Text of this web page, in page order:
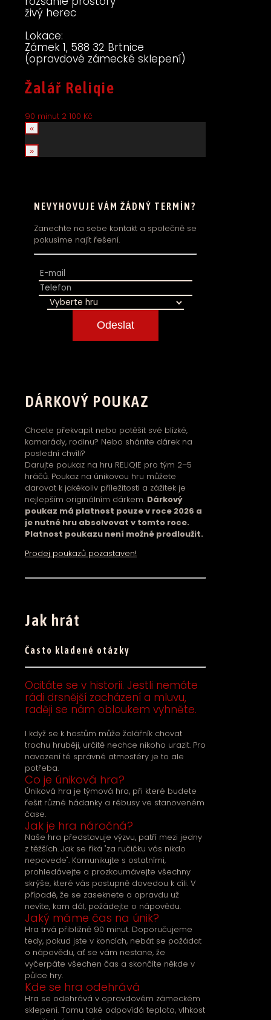
živý herec
Lokace:
Zámek 1, 588 32 Brtnice
(opravdové zámecké sklepení)
Žalář Reliqie
90 minut 2 100 Kč
«
»
NEVYHOVUJE VÁM ŽÁDNÝ TERMÍN?
Zanechte na sebe kontakt a společně se
pokusíme najít řešení.
Odeslat
DÁRKOVÝ POUKAZ
Chcete překvapit nebo potěšit své blízké,
kamarády, rodinu? Nebo sháníte dárek na
poslední chvíli?
Darujte poukaz na hru RELIQIE pro tým 2–5
hráčů. Poukaz na únikovou hru můžete
darovat k jakékoliv příležitosti a zážitek je
nejlepším originálním dárkem. Dárkový
poukaz má platnost pouze v roce 2026 a
je nutné hru absolvovat v tomto roce.
Platnost poukazu není možné prodloužit.
Prodej poukazů pozastaven!
Jak hrát
Často kladené otázky
Ocitáte se v historii. Jestli nemáte
rádi drsnější zacházení a mluvu,
raději se nám obloukem vyhněte.
I když se k hostům může žalářník chovat
trochu hruběji, určitě nechce nikoho urazit. Pro
navození té správné atmosféry je to ale
potřeba.
Co je úniková hra?
Úniková hra je týmová hra, při které budete
řešit různé hádanky a rébusy ve stanoveném
čase.
Jak je hra náročná?
Naše hra představuje výzvu, patří mezi jedny
z těžších. Jak se říká "za ručičku vás nikdo
nepovede". Komunikujte s ostatními,
prohledávejte a prozkoumávejte všechny
skrýše, které vás postupně dovedou k cíli. V
případě, že se zaseknete a opravdu už
nevíte, kam dál, požádejte o nápovědu.
Jaký máme čas na únik?
Hra trvá přibližně 90 minut. Doporučujeme
tedy, pokud jste v koncích, nebát se požádat
o nápovědu, ať se vám nestane, že
vyčerpáte všechen čas a skončíte někde v
půlce hry.
Kde se hra odehrává
Hra se odehrává v opravdovém zámeckém
sklepení. Tomu také odpovídá teplota, vlhkost